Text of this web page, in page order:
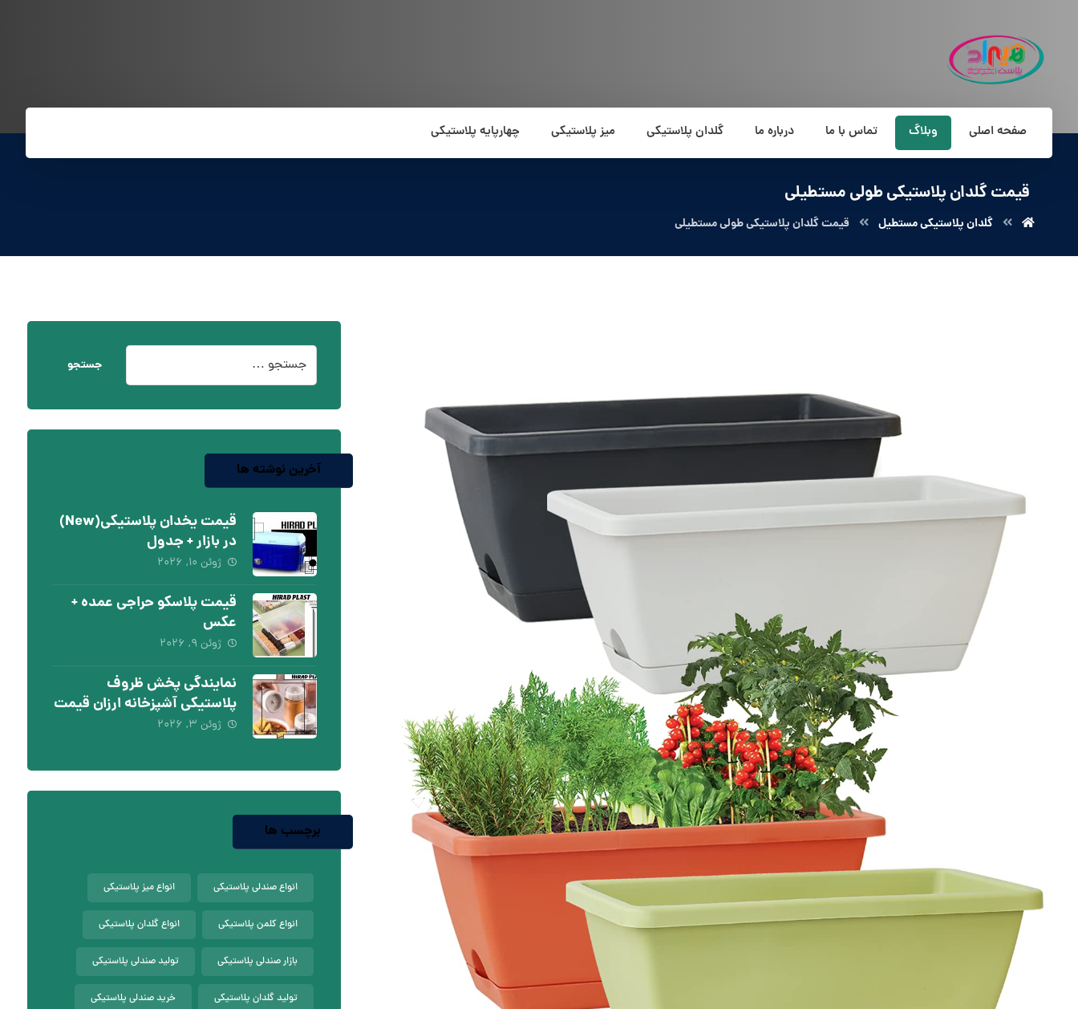
صفحه اصلی وبلاگ تماس با ما درباره ما گلدان پلاستیکی میز پلاستیکی چهارپایه پلاستیکی
قیمت گلدان پلاستیکی طولی مستطیلی
گلدان پلاستیکی مستطیل قیمت گلدان پلاستیکی طولی مستطیلی
جستجو
آخرین نوشته ها
قیمت یخدان پلاستیکی(New)
در بازار + جدول
ژوئن ۱۰, ۲۰۲۶
قیمت پلاسکو حراجی عمده +
عکس
ژوئن ۹, ۲۰۲۶
نمایندگی پخش ظروف
پلاستیکی آشپزخانه ارزان قیمت
ژوئن ۳, ۲۰۲۶
برچسب ها
انواع صندلی پلاستیکی انواع میز پلاستیکی
انواع کلمن پلاستیکی انواع گلدان پلاستیکی
بازار صندلی پلاستیکی تولید صندلی پلاستیکی
تولید گلدان پلاستیکی خرید صندلی پلاستیکی